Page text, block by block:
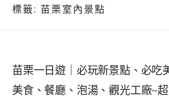
標籤: 苗栗室內景點
苗栗一日遊｜必玩新景點、必吃
美食、餐廳、泡湯、觀光工廠~